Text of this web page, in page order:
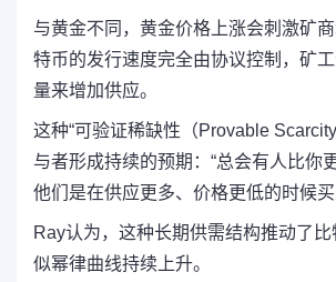
与黄金不同，黄金价格上涨会刺激矿
特币的发行速度完全由协议控制，矿
量来增加供应。
这种“可验证稀缺性（Provable
与者形成持续的预期：“总会有人比你
他们是在供应更多、价格更低的时候买
Ray认为，这种长期供需结构推动了
似幂律曲线持续上升。